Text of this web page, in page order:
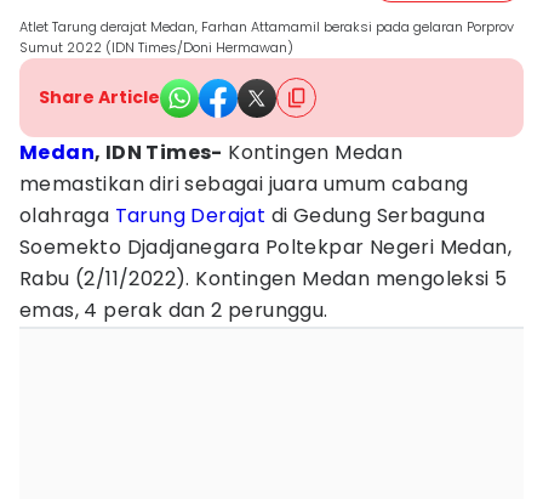
Atlet Tarung derajat Medan, Farhan Attamamil beraksi pada gelaran Porprov
Sumut 2022 (IDN Times/Doni Hermawan)
Share Article
Medan, IDN Times- Kontingen Medan
memastikan diri sebagai juara umum cabang
olahraga Tarung Derajat di Gedung Serbaguna
Soemekto Djadjanegara Poltekpar Negeri Medan,
Rabu (2/11/2022). Kontingen Medan mengoleksi 5
emas, 4 perak dan 2 perunggu.